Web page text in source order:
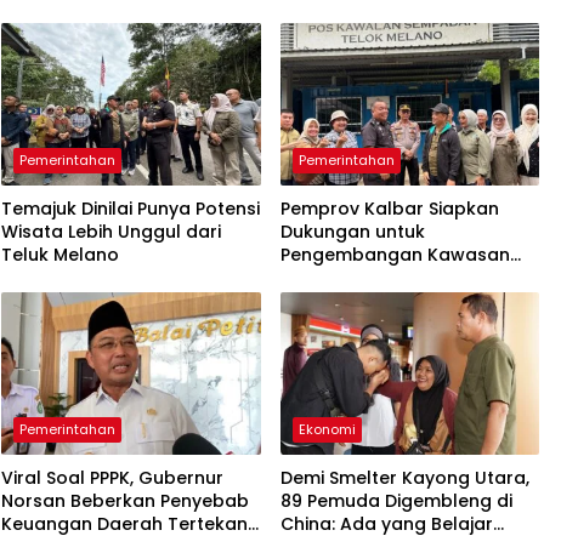
Pemerintahan
Temajuk Dinilai Punya Potensi
Wisata Lebih Unggul dari
Teluk Melano
Pemerintahan
Pemprov Kalbar Siapkan
Dukungan untuk
Pengembangan Kawasan
Pemerintahan
Viral Soal PPPK, Gubernur
Norsan Beberkan Penyebab
Keuangan Daerah Tertekan
Ekonomi
Demi Smelter Kayong Utara,
89 Pemuda Digembleng di
China: Ada yang Belajar